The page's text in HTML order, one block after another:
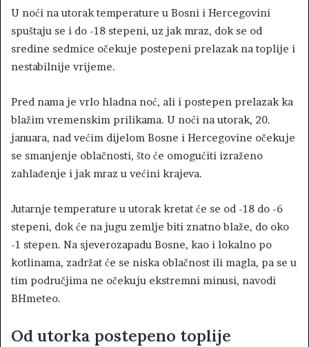
U noći na utorak temperature u Bosni i Hercegovini
spuštaju se i do -18 stepeni, uz jak mraz, dok se od
sredine sedmice očekuje postepeni prelazak na toplije i
nestabilnije vrijeme.
Pred nama je vrlo hladna noć, ali i postepen prelazak ka
blažim vremenskim prilikama. U noći na utorak, 20.
januara, nad većim dijelom Bosne i Hercegovine očekuje
se smanjenje oblačnosti, što će omogućiti izraženo
zahlađenje i jak mraz u većini krajeva.
Jutarnje temperature u utorak kretat će se od -18 do -6
stepeni, dok će na jugu zemlje biti znatno blaže, do oko
-1 stepen. Na sjeverozapadu Bosne, kao i lokalno po
kotlinama, zadržat će se niska oblačnost ili magla, pa se u
tim područjima ne očekuju ekstremni minusi, navodi
BHmeteo.
Od utorka postepeno toplije